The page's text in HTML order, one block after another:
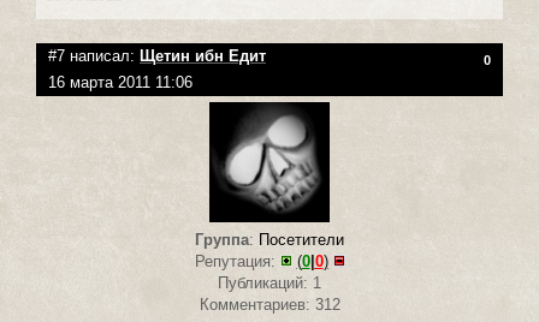
#7 написал: Щетин ибн Едит 0
16 марта 2011 11:06
Группа: Посетители
Репутация:
(0| 0)
Публикаций: 1
Комментариев: 312